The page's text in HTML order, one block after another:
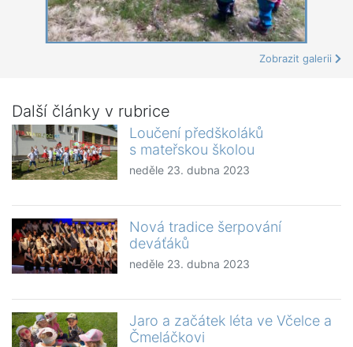
Zobrazit galerii
Další články v rubrice
Loučení předškoláků
s mateřskou školou
neděle 23. dubna 2023
Nová tradice šerpování
deváťáků
neděle 23. dubna 2023
Jaro a začátek léta ve Včelce a
Čmeláčkovi